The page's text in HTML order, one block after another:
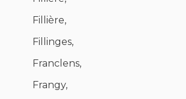
Fillière,
Fillinges,
Franclens,
Frangy,